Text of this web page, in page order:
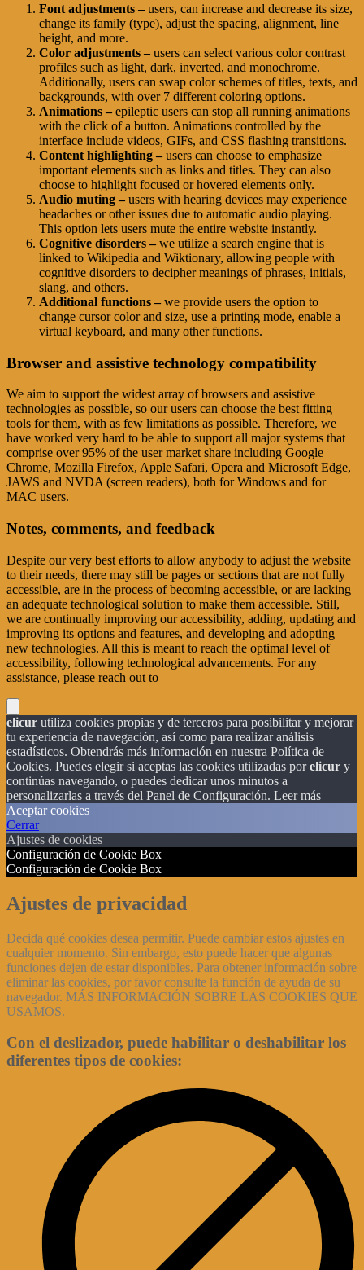
Font adjustments –users, can increase and decrease its size,
change its family (type), adjust the spacing, alignment, line
height, and more.
Color adjustments –users can select various color contrast
profiles such as light, dark, inverted, and monochrome.
Additionally, users can swap color schemes of titles, texts, and
backgrounds, with over 7 different coloring options.
Animations –epileptic users can stop all running animations
with the click of a button. Animations controlled by the
interface include videos, GIFs, and CSS flashing transitions.
Content highlighting –users can choose to emphasize
important elements such as links and titles. They can also
choose to highlight focused or hovered elements only.
Audio muting –users with hearing devices may experience
headaches or other issues due to automatic audio playing.
This option lets users mute the entire website instantly.
Cognitive disorders –we utilize a search engine that is
linked to Wikipedia and Wiktionary, allowing people with
cognitive disorders to decipher meanings of phrases, initials,
slang, and others.
Additional functions –we provide users the option to
change cursor color and size, use a printing mode, enable a
virtual keyboard, and many other functions.
Browser and assistive technology compatibility
We aim to support the widest array of browsers and assistive
technologies as possible, so our users can choose the best fitting
tools for them, with as few limitations as possible. Therefore, we
have worked very hard to be able to support all major systems that
comprise over 95% of the user market share including Google
Chrome, Mozilla Firefox, Apple Safari, Opera and Microsoft Edge,
JAWS and NVDA (screen readers), both for Windows and for
MAC users.
Notes, comments, and feedback
Despite our very best efforts to allow anybody to adjust the website
to their needs, there may still be pages or sections that are not fully
accessible, are in the process of becoming accessible, or are lacking
an adequate technological solution to make them accessible. Still,
we are continually improving our accessibility, adding, updating and
improving its options and features, and developing and adopting
new technologies. All this is meant to reach the optimal level of
accessibility, following technological advancements. For any
assistance, please reach out to
elicur utiliza cookies propias y de terceros para posibilitar y mejorar
tu experiencia de navegación, así como para realizar análisis
estadísticos. Obtendrás más información en nuestra Política de
Cookies. Puedes elegir si aceptas las cookies utilizadas porelicur y
continúas navegando, o puedes dedicar unos minutos a
personalizarlas a través del Panel de Configuración. Leer más
Aceptar cookies
Cerrar
Ajustes de cookies
Configuración de Cookie Box
Configuración de Cookie Box
Ajustes de privacidad
Decida qué cookies desea permitir. Puede cambiar estos ajustes en
cualquier momento. Sin embargo, esto puede hacer que algunas
funciones dejen de estar disponibles. Para obtener información sobre
eliminar las cookies, por favor consulte la función de ayuda de su
navegador. MÁS INFORMACIÓN SOBRE LAS COOKIES QUE
USAMOS.
Con el deslizador, puede habilitar o deshabilitar los
diferentes tipos de cookies: